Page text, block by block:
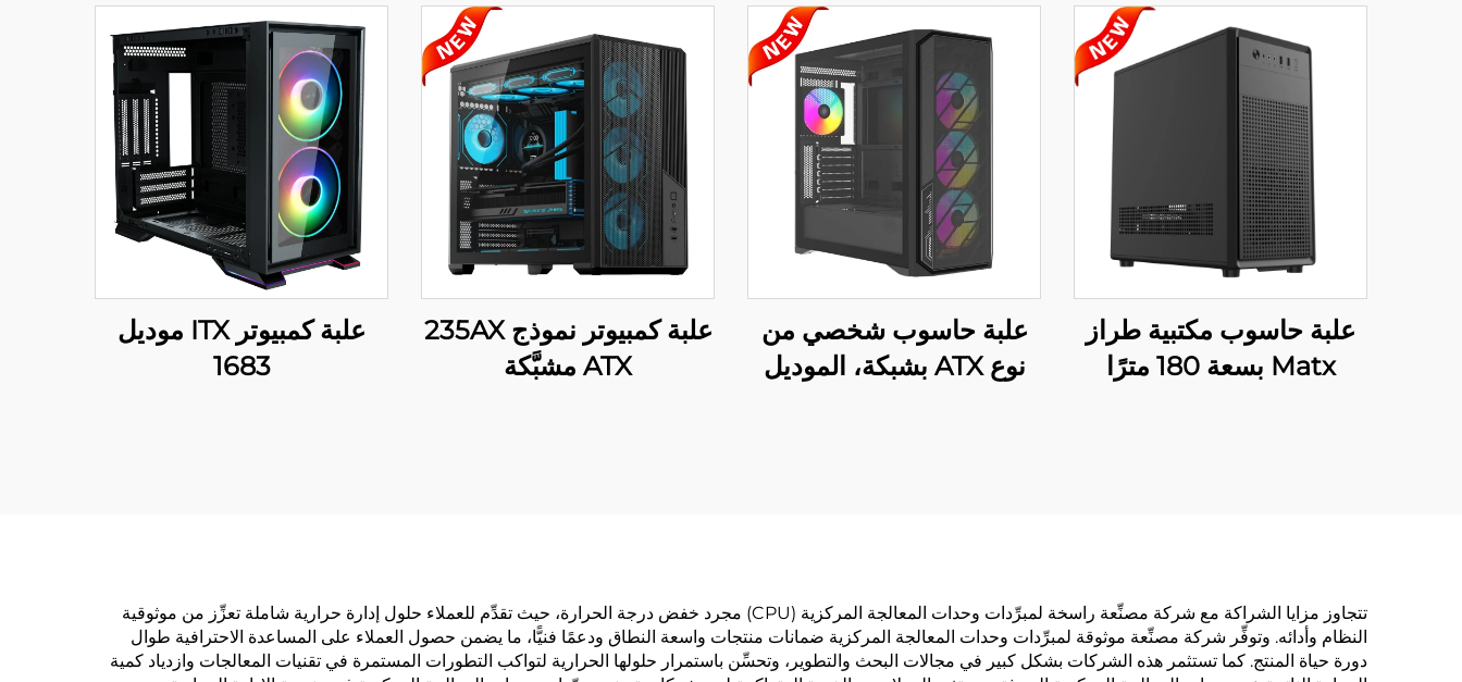
علبة حاسوب مكتبية طراز
Matx بسعة 180 مترًا
علبة حاسوب شخصي من
نوع ATX بشبكة، الموديل
علبة كمبيوتر نموذج 235AX
ATX مشبَّكة
علبة كمبيوتر ITX موديل
1683
تتجاوز مزايا الشراكة مع شركة مصنِّعة راسخة لمبرِّدات وحدات المعالجة المركزية (CPU) مجرد خفض درجة الحرارة، حيث تقدِّم للعملاء حلول إدارة حرارية شاملة تعزِّز من موثوقية
النظام وأدائه. وتوفِّر شركة مصنِّعة موثوقة لمبرِّدات وحدات المعالجة المركزية ضمانات منتجات واسعة النطاق ودعمًا فنيًّا، ما يضمن حصول العملاء على المساعدة الاحترافية طوال
دورة حياة المنتج. كما تستثمر هذه الشركات بشكل كبير في مجالات البحث والتطوير، وتحسِّن باستمرار حلولها الحرارية لتواكب التطورات المستمرة في تقنيات المعالجات وازدياد كمية